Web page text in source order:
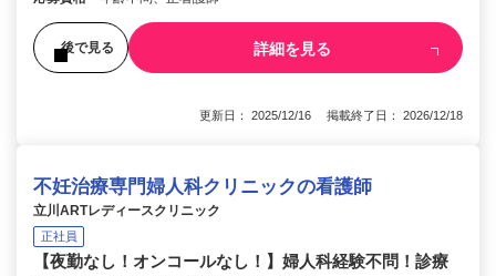
後で見る 詳細を見る
更新日： 2025/12/16 掲載終了日： 2026/12/18
不妊治療専門婦人科クリニックの看護師
立川ARTレディースクリニック
正社員
【夜勤なし！オンコールなし！】婦人科経験不問！診療